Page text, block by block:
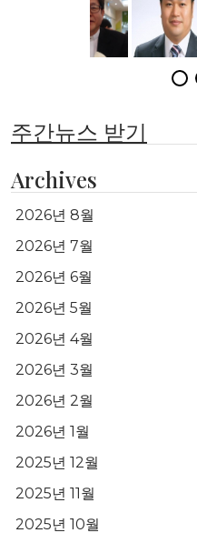
주간뉴스 받기
Archives
2026년 8월
2026년 7월
2026년 6월
2026년 5월
2026년 4월
2026년 3월
2026년 2월
2026년 1월
2025년 12월
2025년 11월
2025년 10월